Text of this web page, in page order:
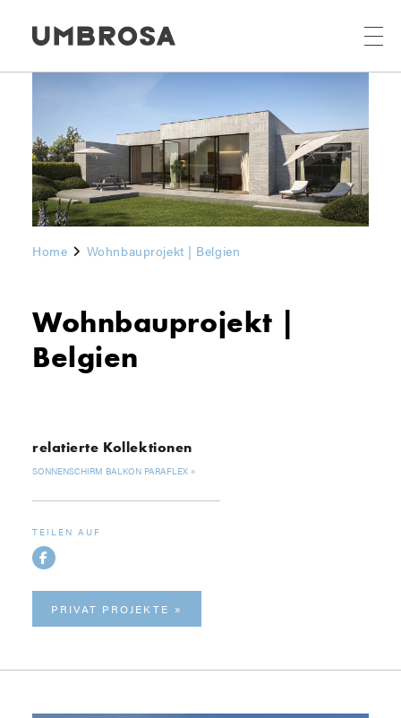
Home Wohnbauprojekt | Belgien
Wohnbauprojekt |
Belgien
relatierte Kollektionen
SONNENSCHIRM BALKON PARAFLEX
TEILEN AUF
PRIVAT PROJEKTE